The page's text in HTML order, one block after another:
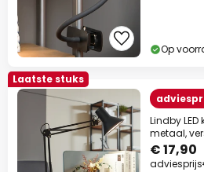
Op
Laatste stuks
Lindby
metaal,
€ 17,90
adviesprijs